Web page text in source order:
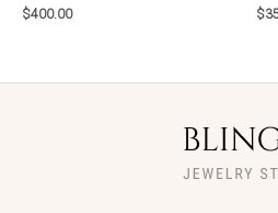
$400.00 $